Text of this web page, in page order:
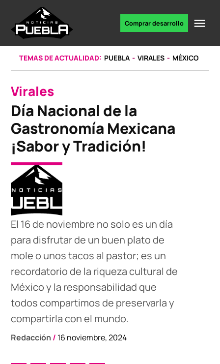
content
noticias
Comprar desarrollo
TEMAS DE ACTUALIDAD: PUEBLA VIRALES MÉXICO
POSTED
IN
Virales
Día Nacional de la
Gastronomía Mexicana
¡Sabor y Tradición!
El 16 de noviembre no solo es un día
para disfrutar de un buen plato de
mole o unos tacos al pastor; es un
recordatorio de la riqueza cultural de
México y la responsabilidad que
todos compartimos de preservarla y
compartirla con el mundo.
Redacción / 16 noviembre, 2024